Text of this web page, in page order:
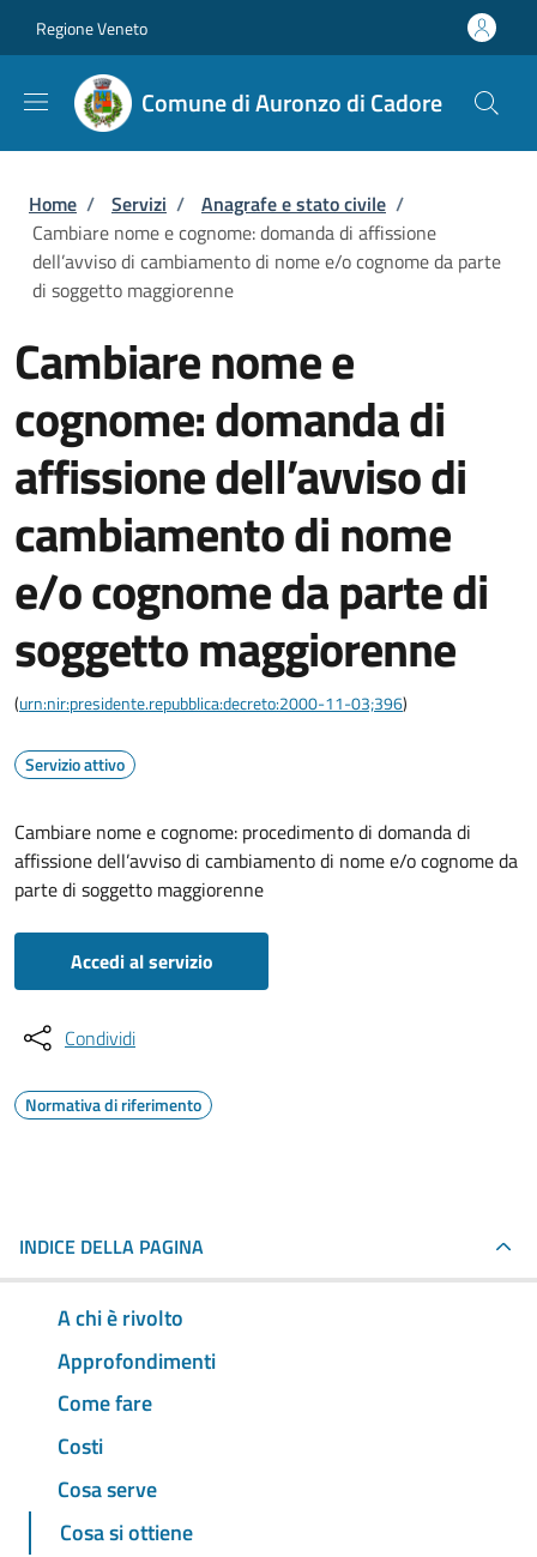
Regione Veneto
Comune di Auronzo di Cadore
Briciole di pane
Home / Servizi / Anagrafe e stato civile /
Cambiare nome e cognome: domanda di affissione
dell’avviso di cambiamento di nome e/o cognome da parte
di soggetto maggiorenne
Cambiare nome e
cognome: domanda di
affissione dell’avviso di
cambiamento di nome
e/o cognome da parte di
soggetto maggiorenne
(urn:nir:presidente.repubblica:decreto:2000-11-03;396)
Servizio attivo
Cambiare nome e cognome: procedimento di domanda di
affissione dell’avviso di cambiamento di nome e/o cognome da
parte di soggetto maggiorenne
Accedi al servizio
Condividi
Normativa di riferimento
INDICE DELLA PAGINA
A chi è rivolto
Approfondimenti
Come fare
Costi
Cosa serve
Cosa si ottiene